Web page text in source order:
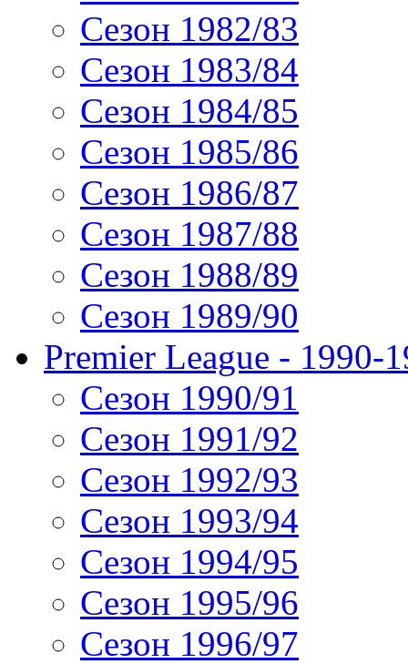
Сезон 1982/83
Сезон 1983/84
Сезон 1984/85
Сезон 1985/86
Сезон 1986/87
Сезон 1987/88
Сезон 1988/89
Сезон 1989/90
Premier League - 1990-
Сезон 1990/91
Сезон 1991/92
Сезон 1992/93
Сезон 1993/94
Сезон 1994/95
Сезон 1995/96
Сезон 1996/97